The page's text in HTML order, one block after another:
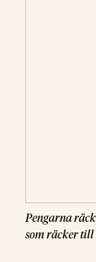
Pengarna
som räcker